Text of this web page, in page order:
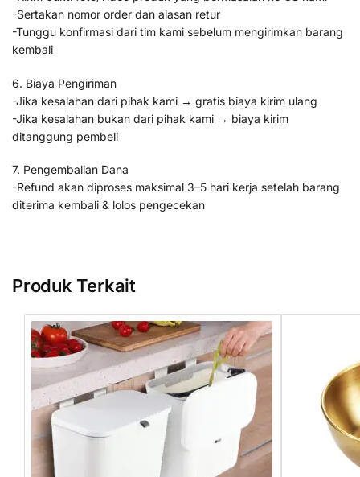
-Sertakan nomor order dan alasan retur
-Tunggu konfirmasi dari tim kami sebelum mengirimkan barang
kembali
6. Biaya Pengiriman
-Jika kesalahan dari pihak kami → gratis biaya kirim ulang
-Jika kesalahan bukan dari pihak kami → biaya kirim
ditanggung pembeli
7. Pengembalian Dana
-Refund akan diproses maksimal 3–5 hari kerja setelah barang
diterima kembali & lolos pengecekan
Produk Terkait